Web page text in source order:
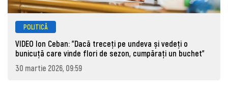
POLITICĂ
VIDEO Ion Ceban: "Dacă treceți pe undeva și vedeți o
bunicuță care vinde flori de sezon, cumpărați un buchet"
30 martie 2026, 09:59